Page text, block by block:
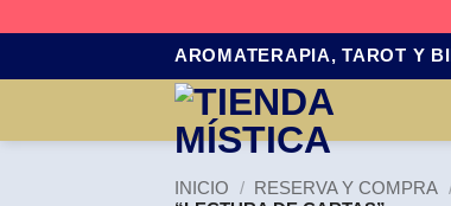
al
AROMATERAPIA, TAROT Y
INICIO / RESERVA Y COMPRA